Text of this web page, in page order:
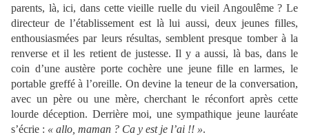
parents, là, ici, dans cette vieille ruelle du vieil Angoulême ? Le
directeur de l’établissement est là lui aussi, deux jeunes filles,
enthousiasmées par leurs résultas, semblent presque tomber à la
renverse et il les retient de justesse. Il y a aussi, là bas, dans le
coin d’une austère porte cochère une jeune fille en larmes, le
portable greffé à l’oreille. On devine la teneur de la conversation,
avec un père ou une mère, cherchant le réconfort après cette
lourde déception. Derrière moi, une sympathique jeune lauréate
s’écrie : « allo, maman ? Ca y est je l’ai !! ».